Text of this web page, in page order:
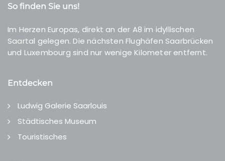
So finden Sie uns!
Im Herzen Europas, direkt an der A8 im idyllischen
Saartal gelegen. Die nächsten Flughäfen Saarbrücken
und Luxembourg sind nur wenige Kilometer entfernt.
Entdecken
Ludwig Galerie Saarlouis
Städtisches Museum
Touristisches